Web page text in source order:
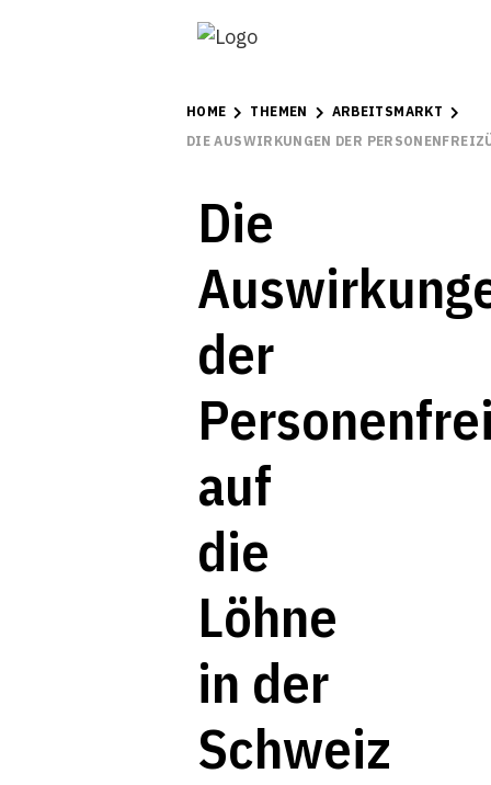
HOME THEMEN
ARBEITSMARKT
DIE AUSWIRKUNGEN DER
Die
der
auf
die
Löhne
in der
Schweiz